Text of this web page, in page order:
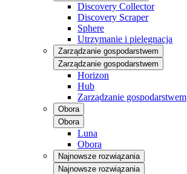
Discovery Collector
Discovery Scraper
Sphere
Utrzymanie i pielęgnacja
Zarządzanie gospodarstwem
Zarządzanie gospodarstwem
Horizon
Hub
Zarządzanie gospodarstwem
Obora
Obora
Luna
Obora
Najnowsze rozwiązania
Najnowsze rozwiązania